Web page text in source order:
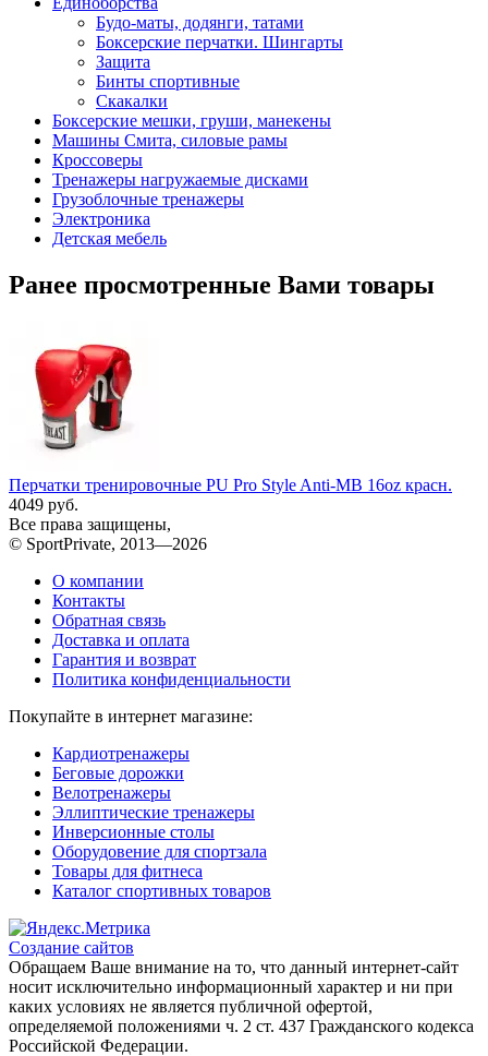
Будо-маты, додянги, татами
Боксерские перчатки. Шингарты
Защита
Бинты спортивные
Скакалки
Боксерские мешки, груши, манекены
Машины Смита, силовые рамы
Кроссоверы
Тренажеры нагружаемые дисками
Грузоблочные тренажеры
Электроника
Детская мебель
Ранее просмотренные Вами товары
Перчатки тренировочные PU Pro Style Anti-MB 16oz красн.
4049 руб.
Все права защищены,
© SportPrivate, 2013—2026
О компании
Контакты
Обратная связь
Доставка и оплата
Гарантия и возврат
Политика конфиденциальности
Покупайте в интернет магазине:
Кардиотренажеры
Беговые дорожки
Велотренажеры
Эллиптические тренажеры
Инверсионные столы
Оборудовение для спортзала
Товары для фитнеса
Каталог спортивных товаров
Создание сайтов
Обращаем Ваше внимание на то, что данный интернет-сайт
носит исключительно информационный характер и ни при
каких условиях не является публичной офертой,
определяемой положениями ч. 2 ст. 437 Гражданского кодекса
Российской Федерации.